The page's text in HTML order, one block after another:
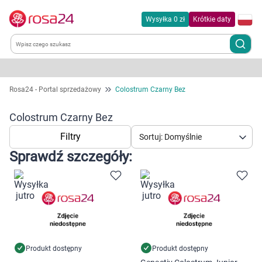
Wysyłka 0 zł Krótkie daty
Kategorie
Chemia gospodarcza
Dla zwierząt
Dom i ogród
Zdrowie
Rosa24 - Portal sprzedażowy Colostrum Czarny Bez
Colostrum Czarny Bez
Filtry Sortuj: Domyślnie
Sprawdź szczegóły:
Produkt dostępny Produkt dostępny